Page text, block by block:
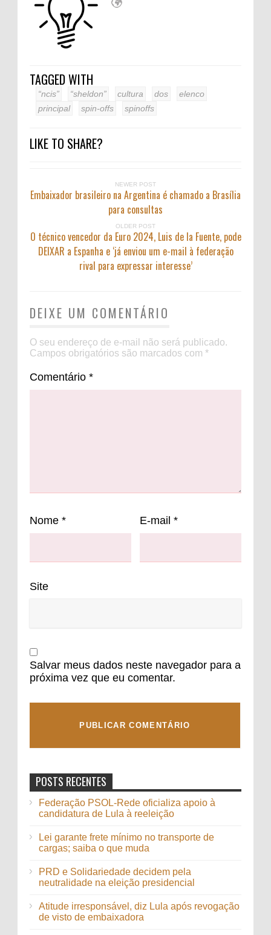
TAGGED WITH
“ncis” “sheldon” cultura dos
elenco
principal
spin-offs spinoffs
LIKE TO SHARE?
NEWER POST
Embaixador brasileiro na Argentina é chamado a Brasília
para consultas
OLDER POST
O técnico vencedor da Euro 2024, Luis de la Fuente, pode
DEIXAR a Espanha e ‘já enviou um e-mail à federação
rival para expressar interesse’
DEIXE UM COMENTÁRIO
O seu endereço de e-mail não será publicado.
Campos obrigatórios são marcados com *
Comentário *
Nome * E-mail *
Site
Salvar meus dados neste navegador para a
próxima vez que eu comentar.
POSTS RECENTES
Federação PSOL-Rede oficializa apoio à
candidatura de Lula à reeleição
Lei garante frete mínimo no transporte de
cargas; saiba o que muda
PRD e Solidariedade decidem pela
neutralidade na eleição presidencial
Atitude irresponsável, diz Lula após revogação
de visto de embaixadora